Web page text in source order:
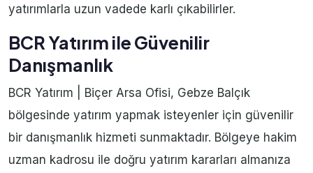
yatırımlarla uzun vadede karlı çıkabilirler.
BCR Yatırım ile Güvenilir
Danışmanlık
BCR Yatırım | Biçer Arsa Ofisi, Gebze Balçık
bölgesinde yatırım yapmak isteyenler için güvenilir
bir danışmanlık hizmeti sunmaktadır. Bölgeye hakim
uzman kadrosu ile doğru yatırım kararları almanıza